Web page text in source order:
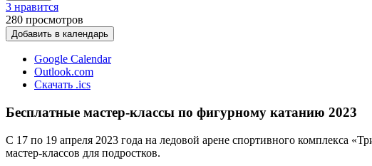
3 нравится
280 просмотров
Добавить в календарь
Google Calendar
Outlook.com
Скачать .ics
Бесплатные мастер-классы по фигурному катанию 2023
С 17 по 19 апреля 2023 года на ледовой арене спортивного
мастер-классов для подростков.